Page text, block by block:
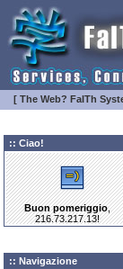
[ The Web? FaITh
:: Ciao!
Buon pomeriggio,
216.73.217.13!
:: Navigazione